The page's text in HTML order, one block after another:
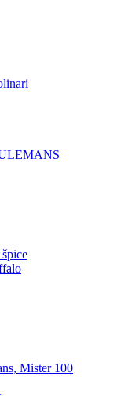
Mister 100